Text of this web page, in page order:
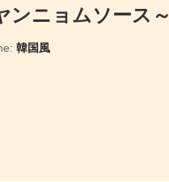
ンニョムソース～
韓国風